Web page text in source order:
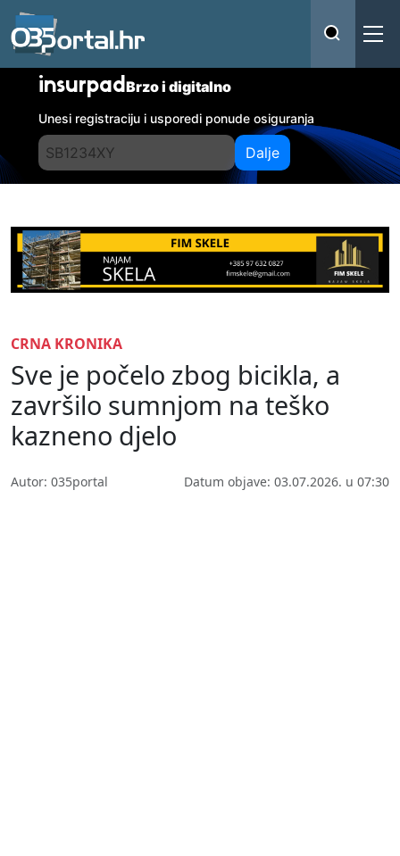
insurpadBrzo i digitalno
Unesi registraciju i usporedi ponude osiguranja
Dalje
CRNA KRONIKA
Sve je počelo zbog bicikla, a
završilo sumnjom na teško
kazneno djelo
Autor: 035portal Datum objave: 03.07.2026. u 07:30